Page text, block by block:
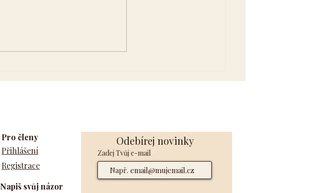
Pro členy
Přihlášení
Registrace
Napiš svůj názor
Odebírej novinky
Zadej Tvůj e-mail